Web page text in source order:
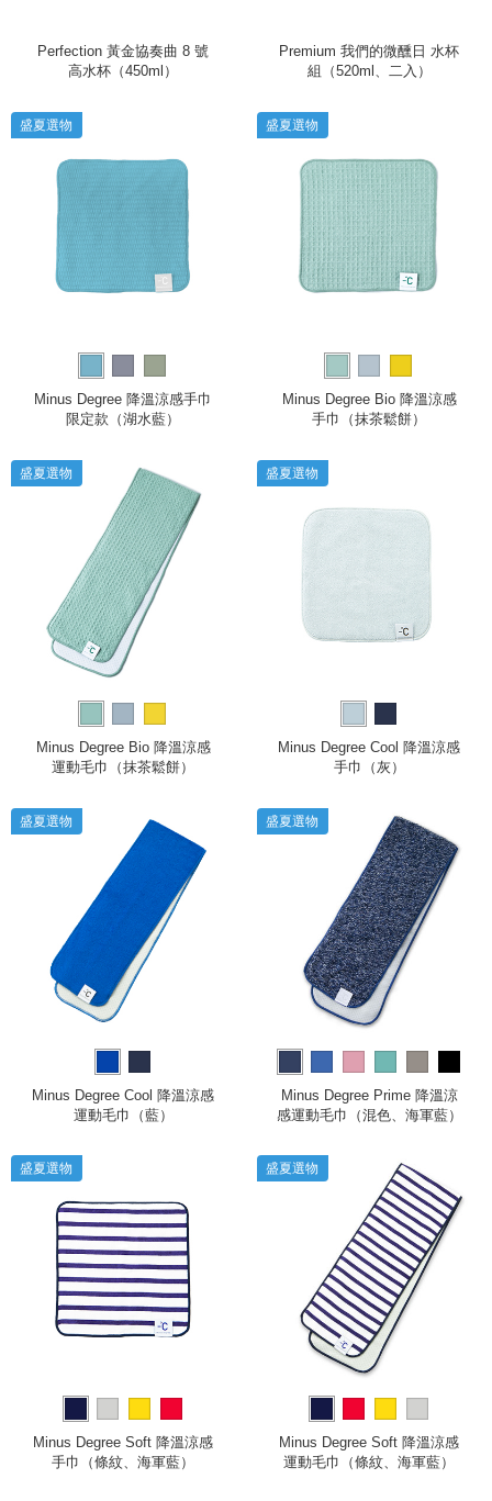
Perfection 黃金協奏曲 8 號
高水杯（450ml）
Premium 我們的微醺日 水杯
組（520ml、二入）
盛夏選物
Minus Degree 降溫涼感手巾
限定款（湖水藍）
盛夏選物
Minus Degree Bio 降溫涼感
手巾（抹茶鬆餅）
盛夏選物
Minus Degree Bio 降溫涼感
運動毛巾（抹茶鬆餅）
盛夏選物
Minus Degree Cool 降溫涼感
手巾（灰）
盛夏選物
Minus Degree Cool 降溫涼感
運動毛巾（藍）
盛夏選物
more
Minus Degree Prime 降溫涼
感運動毛巾（混色、海軍藍）
盛夏選物
Minus Degree Soft 降溫涼感
手巾（條紋、海軍藍）
盛夏選物
Minus Degree Soft 降溫涼感
運動毛巾（條紋、海軍藍）